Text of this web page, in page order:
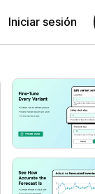
Iniciar sesión